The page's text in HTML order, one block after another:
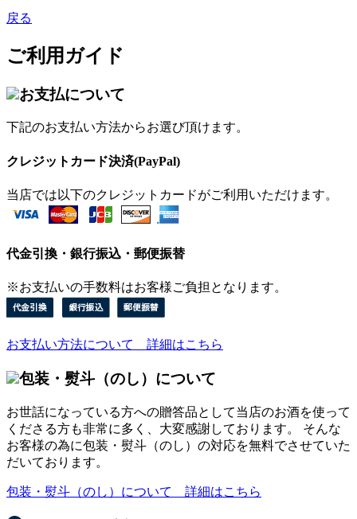
戻る
ご利用ガイド
お支払について
下記のお支払い方法からお選び頂けます。
クレジットカード決済(PayPal)
当店では以下のクレジットカードがご利用いただけます。
代金引換・銀行振込・郵便振替
※お支払いの手数料はお客様ご負担となります。
お支払い方法について 詳細はこちら
包装・熨斗（のし）について
お世話になっている方への贈答品として当店のお酒を使って
くださる方も非常に多く、大変感謝しております。 そんな
お客様の為に包装・熨斗（のし）の対応を無料でさせていた
だいております。
包装・熨斗（のし）について 詳細はこちら